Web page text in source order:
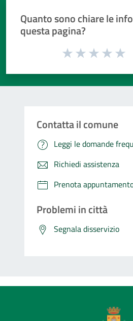
Quanto sono chiare le
questa pagina?
Valuta da 1 a 5 stelle la pagina
Contatta il comune
Leggi le domande
Richiedi assistenza
Prenota
Problemi in città
Segnala disservizio